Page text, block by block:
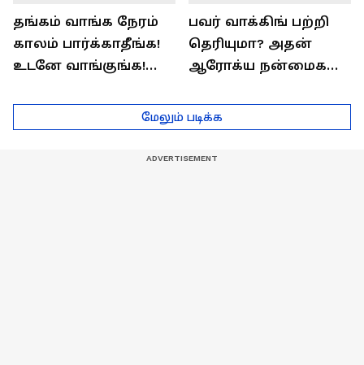
தங்கம் வாங்க நேரம்
காலம் பார்க்காதீங்க!
உடனே வாங்குங்க!
ஆலோசகர் நாகப்பன்
சொன்ன அட்வைஸ்!
பவர் வாக்கிங் பற்றி
தெரியுமா? அதன்
ஆரோக்ய நன்மைகள்
of Power Walking
மேலும் படிக்க